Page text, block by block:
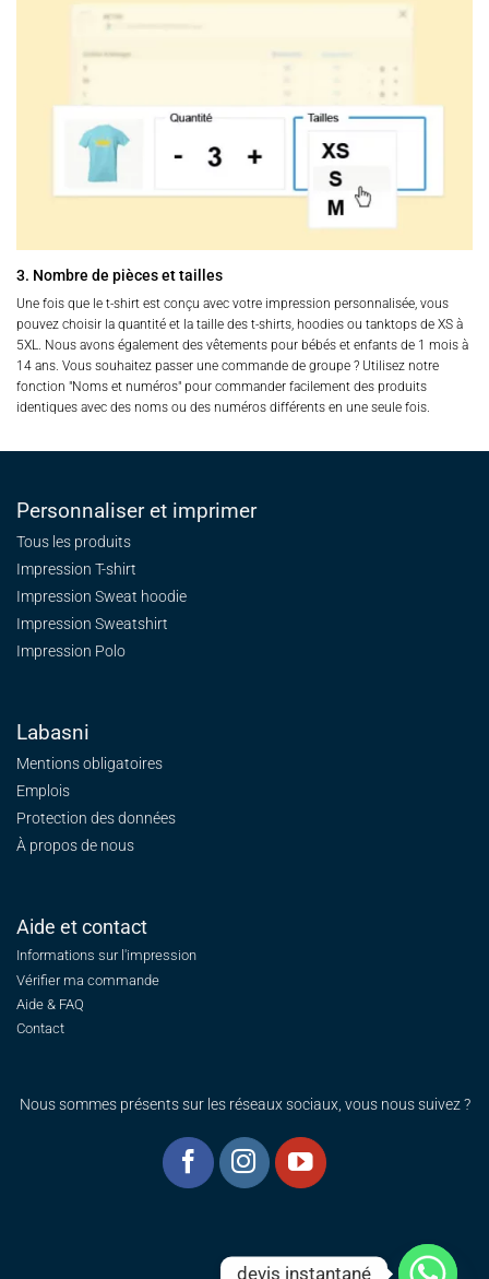
3. Nombre de pièces et tailles
Une fois que le t-shirt est conçu avec votre impression personnalisée, vous
pouvez choisir la quantité et la taille des t-shirts, hoodies ou tanktops de XS à
5XL. Nous avons également des vêtements pour bébés et enfants de 1 mois à
14 ans. Vous souhaitez passer une commande de groupe ? Utilisez notre
fonction "Noms et numéros" pour commander facilement des produits
identiques avec des noms ou des numéros différents en une seule fois.
Personnaliser et imprimer
Tous les produits
Impression T-shirt
Impression Sweat hoodie
Impression Sweatshirt
Impression Polo
Labasni
Mentions obligatoires
Emplois
Protection des données
À propos de nous
Aide et contact
Informations sur l'impression
Vérifier ma commande
Aide & FAQ
Contact
Nous sommes présents sur les réseaux sociaux, vous nous suivez ?
devis instantané